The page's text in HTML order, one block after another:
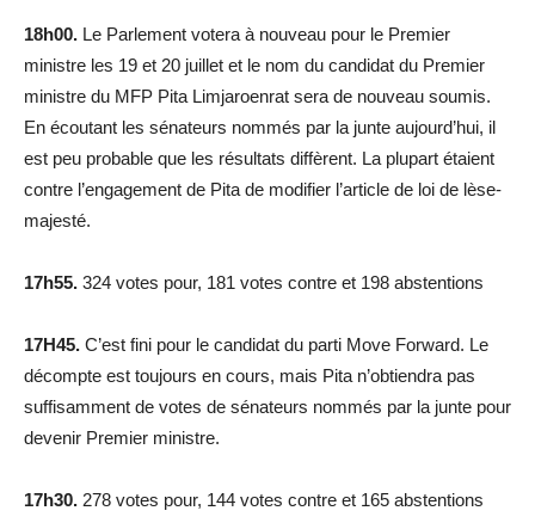
18h00. Le Parlement votera à nouveau pour le Premier
ministre les 19 et 20 juillet et le nom du candidat du Premier
ministre du MFP Pita Limjaroenrat sera de nouveau soumis.
En écoutant les sénateurs nommés par la junte aujourd’hui, il
est peu probable que les résultats diffèrent. La plupart étaient
contre l’engagement de Pita de modifier l’article de loi de lèse-
majesté.
17h55. 324 votes pour, 181 votes contre et 198 abstentions
17H45. C’est fini pour le candidat du parti Move Forward. Le
décompte est toujours en cours, mais Pita n’obtiendra pas
suffisamment de votes de sénateurs nommés par la junte pour
devenir Premier ministre.
17h30. 278 votes pour, 144 votes contre et 165 abstentions